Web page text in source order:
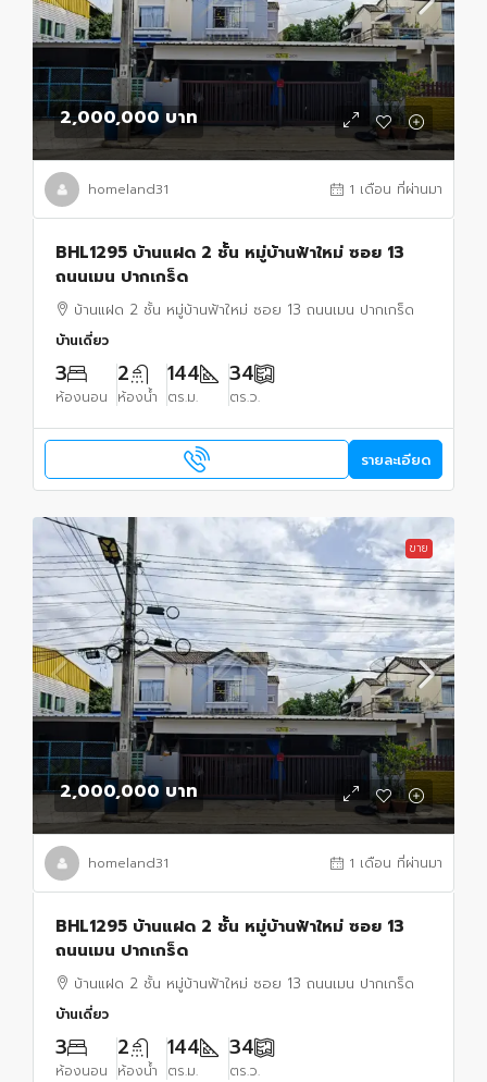
2,000,000 บาท
homeland31 1 เดือน ที่ผ่านมา
BHL1295 บ้านแฝด 2 ชั้น หมู่บ้านฟ้าใหม่ ซอย 13
ถนนเมน ปากเกร็ด
บ้านแฝด 2 ชั้น หมู่บ้านฟ้าใหม่ ซอย 13 ถนนเมน ปากเกร็ด
บ้านเดี่ยว
3
ห้องนอน
2
ห้องน้ำ
144
ตร.ม.
34
ตร.ว.
รายละเอียด
ขาย
2,000,000 บาท
homeland31 1 เดือน ที่ผ่านมา
BHL1295 บ้านแฝด 2 ชั้น หมู่บ้านฟ้าใหม่ ซอย 13
ถนนเมน ปากเกร็ด
บ้านแฝด 2 ชั้น หมู่บ้านฟ้าใหม่ ซอย 13 ถนนเมน ปากเกร็ด
บ้านเดี่ยว
3
ห้องนอน
2
ห้องน้ำ
144
ตร.ม.
34
ตร.ว.